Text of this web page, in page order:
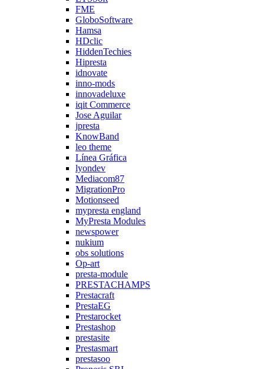
FME
GloboSoftware
Hamsa
HDclic
HiddenTechies
Hipresta
idnovate
inno-mods
innovadeluxe
iqit Commerce
Jose Aguilar
jpresta
KnowBand
leo theme
Línea Gráfica
lyondev
Mediacom87
MigrationPro
Motionseed
mypresta england
MyPresta Modules
newspower
nukium
obs solutions
Op-art
presta-module
PRESTACHAMPS
Prestacraft
PrestaEG
Prestarocket
Prestashop
prestasite
Prestasmart
prestasoo